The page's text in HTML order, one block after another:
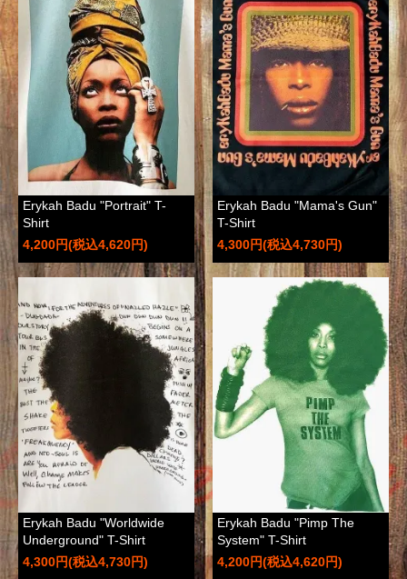
Erykah Badu "Portrait" T-
Shirt
4,200円(税込4,620円)
Erykah Badu "Mama's Gun"
T-Shirt
4,300円(税込4,730円)
Erykah Badu "Worldwide
Underground" T-Shirt
4,300円(税込4,730円)
Erykah Badu "Pimp The
System" T-Shirt
4,200円(税込4,620円)